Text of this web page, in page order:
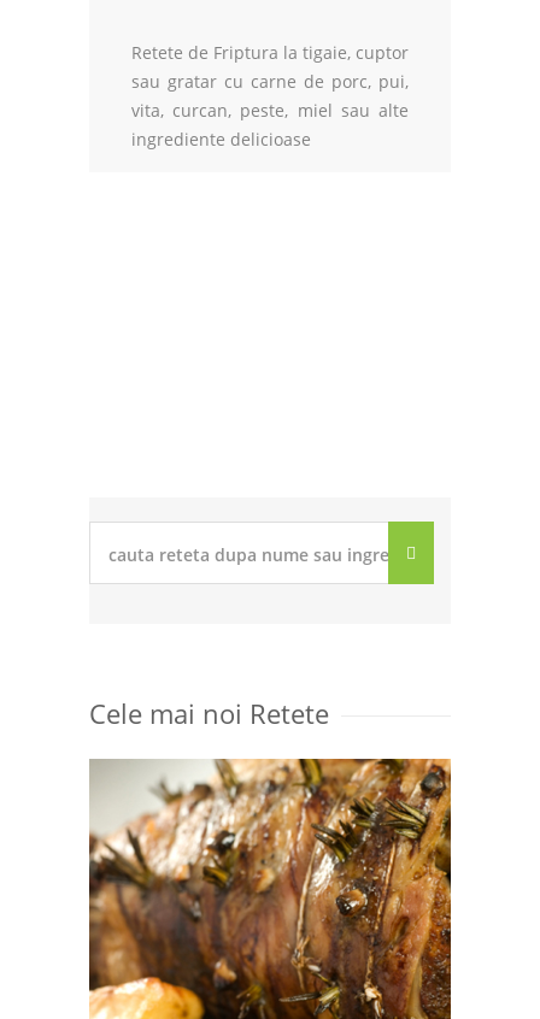
Retete de Friptura la tigaie, cuptor
sau gratar cu carne de porc, pui,
vita, curcan, peste, miel sau alte
ingrediente delicioase
Cele mai noi Retete